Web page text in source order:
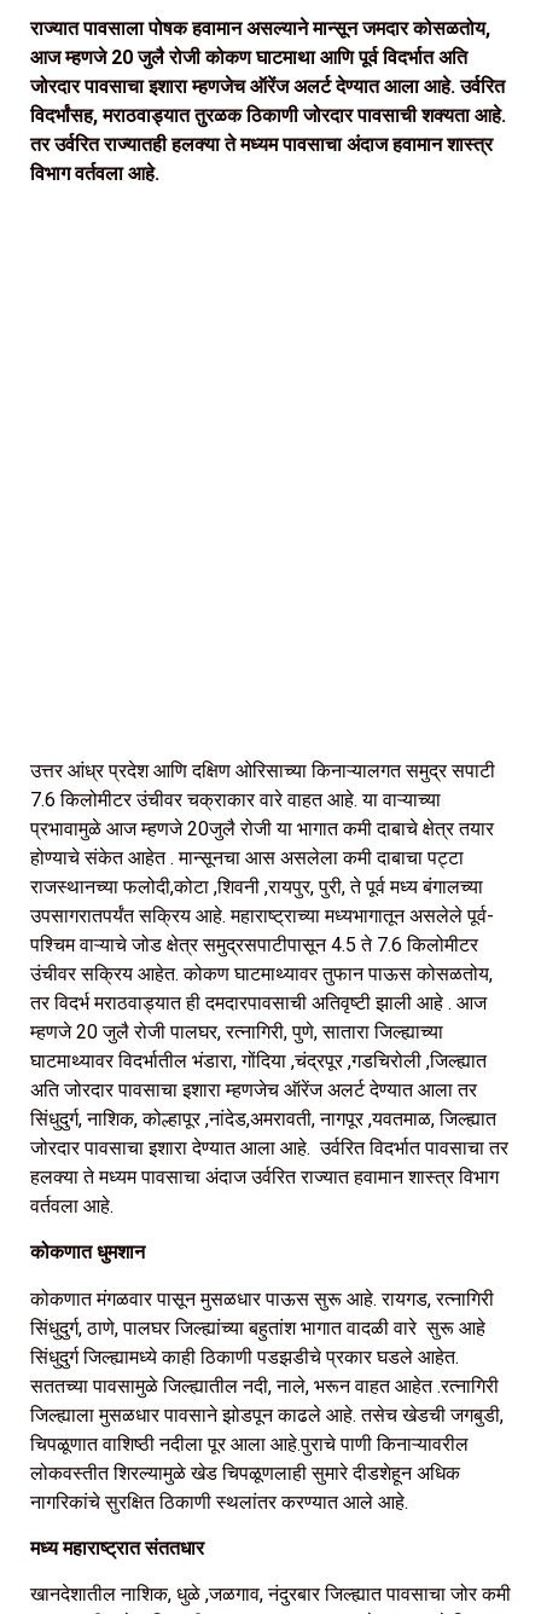
राज्यात पावसाला पोषक हवामान असल्याने मान्सून जमदार कोसळतोय,
आज म्हणजे 20 जुलै रोजी कोकण घाटमाथा आणि पूर्व विदर्भात अति
जोरदार पावसाचा इशारा म्हणजेच ऑरेंज अलर्ट देण्यात आला आहे. उर्वरित
विदर्भांसह, मराठवाड्यात तुरळक ठिकाणी जोरदार पावसाची शक्यता आहे.
तर उर्वरित राज्यातही हलक्‍या ते मध्यम पावसाचा अंदाज हवामान शास्त्र
विभाग वर्तवला आहे.
उत्तर आंध्र प्रदेश आणि दक्षिण ओरिसाच्या किनाऱ्यालगत समुद्र सपाटी
7.6 किलोमीटर उंचीवर चक्राकार वारे वाहत आहे. या वाऱ्याच्या
प्रभावामुळे आज म्हणजे 20जुलै रोजी या भागात कमी दाबाचे क्षेत्र तयार
होण्याचे संकेत आहेत . मान्सूनचा आस असलेला कमी दाबाचा पट्टा
राजस्थानच्या फलोदी,कोटा ,शिवनी ,रायपुर, पुरी, ते पूर्व मध्य बंगालच्या
उपसागरातपर्यंत सक्रिय आहे. महाराष्ट्राच्या मध्यभागातून असलेले पूर्व-
पश्चिम वाऱ्याचे जोड क्षेत्र समुद्रसपाटीपासून 4.5 ते 7.6 किलोमीटर
उंचीवर सक्रिय आहेत. कोकण घाटमाथ्यावर तुफान पाऊस कोसळतोय,
तर विदर्भ मराठवाड्यात ही दमदारपावसाची अतिवृष्टी झाली आहे . आज
म्हणजे 20 जुलै रोजी पालघर, रत्नागिरी, पुणे, सातारा जिल्ह्याच्या
घाटमाथ्यावर विदर्भातील भंडारा, गोंदिया ,चंद्रपूर ,गडचिरोली ,जिल्ह्यात
अति जोरदार पावसाचा इशारा म्हणजेच ऑरेंज अलर्ट देण्यात आला तर
सिंधुदुर्ग, नाशिक, कोल्हापूर ,नांदेड,अमरावती, नागपूर ,यवतमाळ, जिल्ह्यात
जोरदार पावसाचा इशारा देण्यात आला आहे. उर्वरित विदर्भात पावसाचा तर
हलक्‍या ते मध्यम पावसाचा अंदाज उर्वरित राज्यात हवामान शास्त्र विभाग
वर्तवला आहे.
कोकणात धुमशान
कोकणात मंगळवार पासून मुसळधार पाऊस सुरू आहे. रायगड, रत्नागिरी
सिंधुदुर्ग, ठाणे, पालघर जिल्ह्यांच्या बहुतांश भागात वादळी वारे सुरू आहे
सिंधुदुर्ग जिल्ह्यामध्ये काही ठिकाणी पडझडीचे प्रकार घडले आहेत.
सततच्या पावसामुळे जिल्ह्यातील नदी, नाले, भरून वाहत आहेत .रत्नागिरी
जिल्ह्याला मुसळधार पावसाने झोडपून काढले आहे. तसेच खेडची जगबुडी,
चिपळूणात वाशिष्ठी नदीला पूर आला आहे.पुराचे पाणी किनाऱ्यावरील
लोकवस्तीत शिरल्यामुळे खेड चिपळूणलाही सुमारे दीडशेहून अधिक
नागरिकांचे सुरक्षित ठिकाणी स्थलांतर करण्यात आले आहे.
मध्य महाराष्ट्रात संततधार
खानदेशातील नाशिक, धुळे ,जळगाव, नंदुरबार जिल्ह्यात पावसाचा जोर कमी